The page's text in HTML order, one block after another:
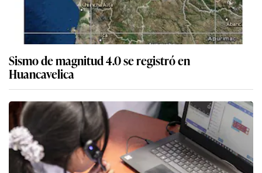
Sismo de magnitud 4.0 se registró en
Huancavelica